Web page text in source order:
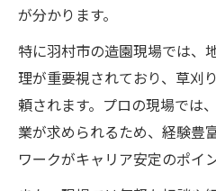
が分かります。
特に羽村市の造園現場では、
理が重要視されており、草刈
頼されます。プロの現場では
業が求められるため、経験豊
ワークがキャリア安定のポイ